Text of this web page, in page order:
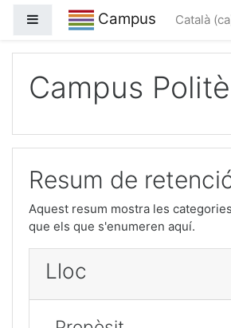
Panell lateralCampus Català
Campus
Resum de
Aquest resum mostra les
que els que s'enumeren aquí.
Lloc